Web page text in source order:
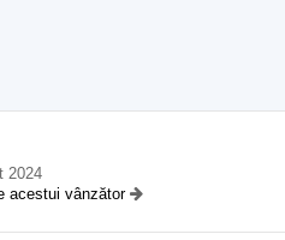
2024
acestui vânzător